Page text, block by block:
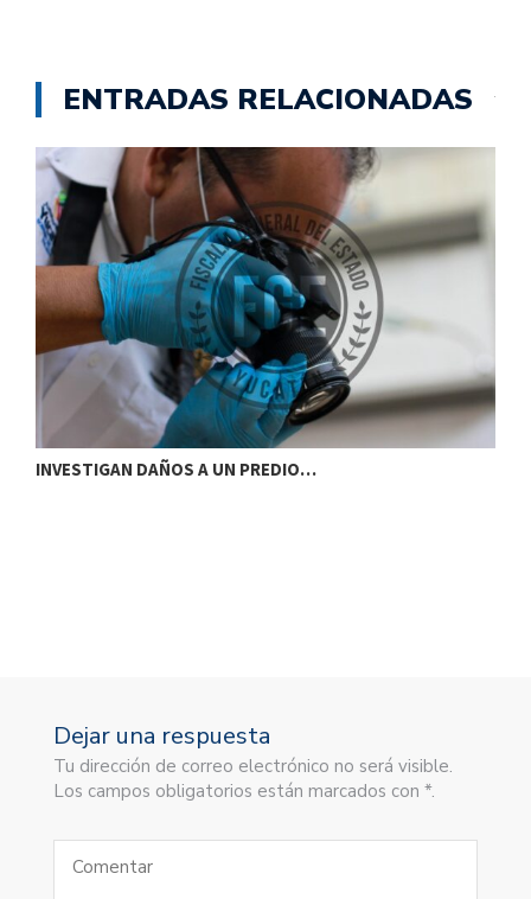
ENTRADAS RELACIONADAS
INVESTIGAN DAÑOS A UN PREDIO…
Dejar una respuesta
Tu dirección de correo electrónico no será visible.
Los campos obligatorios están marcados con *.